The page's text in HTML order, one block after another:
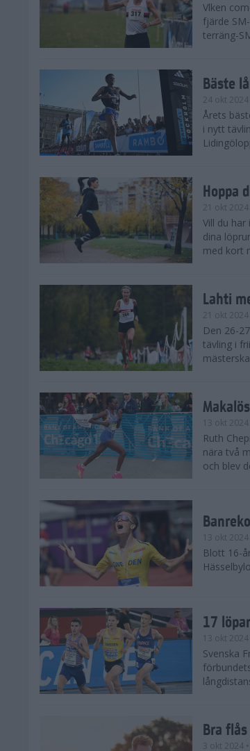
Vlken
fjärde
terräng-
Bäste
24 okt 2024
Årets
i nytt
Hoppa
21 okt 2024
Vill du
dina
med kort
Lahti
21 okt 2024
Den 26-
tävling i
13 okt 2024
Ruth
nära två
och blev
13 okt 2024
Blott 16-
17
13 okt 2024
Svenska
Bra
3 okt 2024